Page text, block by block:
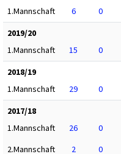
1.Mannschaft
6 0
2019/20
1.Mannschaft
15 0
2018/19
1.Mannschaft
29 0
2017/18
1.Mannschaft
26 0
2.Mannschaft
2 0